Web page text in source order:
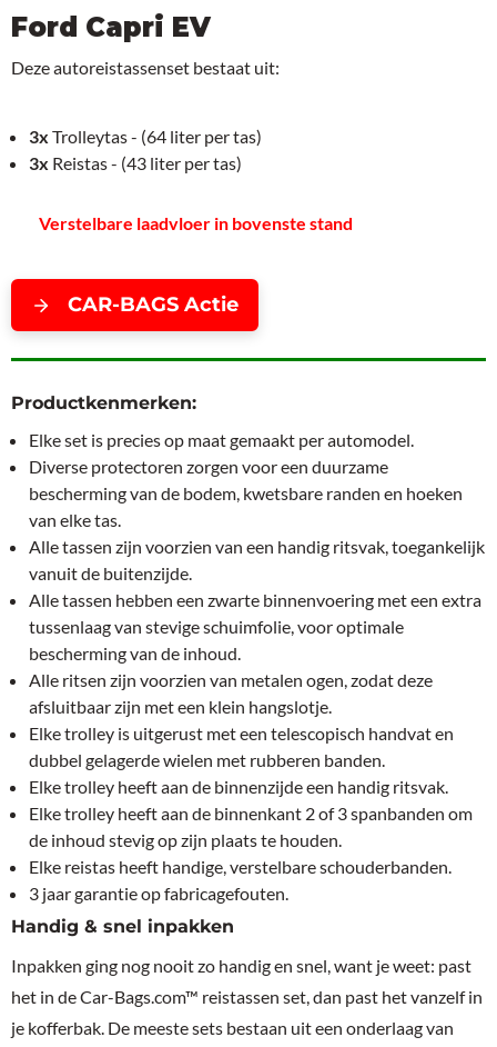
Ford Capri EV
Deze autoreistassenset bestaat uit:
3x Trolleytas - (64 liter per tas)
3x Reistas - (43 liter per tas)
Verstelbare laadvloer in bovenste stand
CAR-BAGS Actie
Productkenmerken:
Elke set is precies op maat gemaakt per automodel.
Diverse protectoren zorgen voor een duurzame
bescherming van de bodem, kwetsbare randen en hoeken
van elke tas.
Alle tassen zijn voorzien van een handig ritsvak, toegankelijk
vanuit de buitenzijde.
Alle tassen hebben een zwarte binnenvoering met een extra
tussenlaag van stevige schuimfolie, voor optimale
bescherming van de inhoud.
Alle ritsen zijn voorzien van metalen ogen, zodat deze
afsluitbaar zijn met een klein hangslotje.
Elke trolley is uitgerust met een telescopisch handvat en
dubbel gelagerde wielen met rubberen banden.
Elke trolley heeft aan de binnenzijde een handig ritsvak.
Elke trolley heeft aan de binnenkant 2 of 3 spanbanden om
de inhoud stevig op zijn plaats te houden.
Elke reistas heeft handige, verstelbare schouderbanden.
3 jaar garantie op fabricagefouten.
Handig & snel inpakken
Inpakken ging nog nooit zo handig en snel, want je weet: past
het in de Car-Bags.com™ reistassen set, dan past het vanzelf in
je kofferbak. De meeste sets bestaan uit een onderlaag van